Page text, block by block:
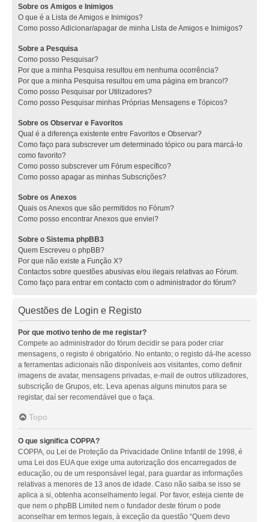
Sobre os Amigos e Inimigos
O que é a Lista de Amigos e Inimigos?
Como posso Adicionar/apagar de minha Lista de Amigos e Inimigos?
Sobre a Pesquisa
Como posso Pesquisar?
Por que a minha Pesquisa resultou em nenhuma ocorrência?
Por que a minha Pesquisa resultou em uma página em branco!?
Como posso Pesquisar por Utilizadores?
Como posso Pesquisar minhas Próprias Mensagens e Tópicos?
Sobre os Observar e Favoritos
Qual é a diferença existente entre Favoritos e Observar?
Como faço para subscrever um determinado tópico ou para marcá-lo
como favorito?
Como posso subscrever um Fórum específico?
Como posso apagar as minhas Subscrições?
Sobre os Anexos
Quais os Anexos que são permitidos no Fórum?
Como posso encontrar Anexos que enviei?
Sobre o Sistema phpBB3
Quem Escreveu o phpBB?
Por que não existe a Função X?
Contactos sobre questões abusivas e/ou ilegais relativas ao Fórum.
Como faço para entrar em contacto com o administrador do fórum?
Questões de Login e Registo
Por que motivo tenho de me registar?
Compete ao administrador do fórum decidir se para poder criar
mensagens, o registo é obrigatório. No entanto; o registo dá-lhe acesso
a ferramentas adicionais não disponíveis aos visitantes, como definir
imagens de avatar, mensagens privadas, e-mail de outros utilizadores,
subscrição de Grupos, etc. Leva apenas alguns minutos para se
registar, daí ser recomendável que o faça.
Topo
O que significa COPPA?
COPPA, ou Lei de Proteção da Privacidade Online Infantil de 1998, é
uma Lei dos EUA que exige uma autorização dos encarregados de
educação, ou de um responsável legal, para guardar as informações
relativas a menores de 13 anos de idade. Caso não saiba se isso se
aplica a si, obtenha aconselhamento legal. Por favor, esteja ciente de
que nem o phpBB Limited nem o fundador deste fórum o pode
aconselhar em termos legais, à exceção da questão “Quem devo